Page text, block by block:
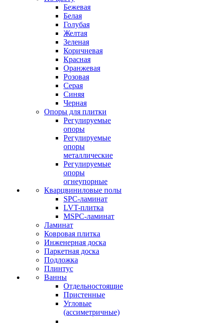
Бежевая
Белая
Голубая
Желтая
Зеленая
Коричневая
Красная
Оранжевая
Розовая
Серая
Синяя
Черная
Опоры для плитки
Регулируемые
опоры
Регулируемые
опоры
металлические
Регулируемые
опоры
огнеупорные
Кварцвиниловые полы
SPC-ламинат
LVT-плитка
MSPC-ламинат
Ламинат
Ковровая плитка
Инженерная доска
Паркетная доска
Подложка
Плинтус
Ванны
Отдельностоящие
Пристенные
Угловые
(ассиметричные)